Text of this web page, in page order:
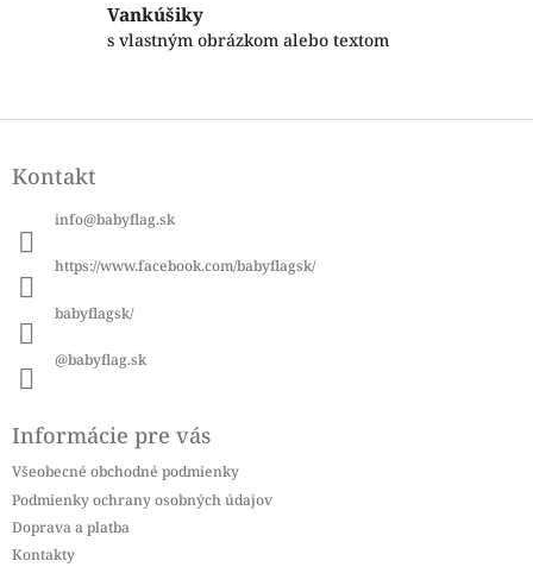
v
i
Vankúšiky
s vlastným obrázkom alebo textom
pKontakt
info@babyflag.sk
https://www.facebook.com/babyflagsk/
babyflagsk/
@babyflag.sk
Informácie pre vás
Všeobecné obchodné podmienky
Podmienky ochrany osobných údajov
Doprava a platba
Kontakty